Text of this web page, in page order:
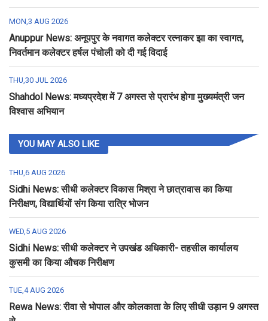
MON,3 AUG 2026
Anuppur News: अनूपपुर के नवागत कलेक्टर रत्नाकर झा का स्वागत,
निवर्तमान कलेक्टर हर्षल पंचोली को दी गई विदाई
THU,30 JUL 2026
Shahdol News: मध्यप्रदेश में 7 अगस्त से प्रारंभ होगा मुख्यमंत्री जन
विश्वास अभियान
YOU MAY ALSO LIKE
THU,6 AUG 2026
Sidhi News: सीधी कलेक्टर विकास मिश्रा ने छात्रावास का किया
निरीक्षण, विद्यार्थियों संग किया रात्रि भोजन
WED,5 AUG 2026
Sidhi News: सीधी कलेक्टर ने उपखंड अधिकारी- तहसील कार्यालय
कुसमी का किया औचक निरीक्षण
TUE,4 AUG 2026
Rewa News: रीवा से भोपाल और कोलकाता के लिए सीधी उड़ान 9 अगस्त